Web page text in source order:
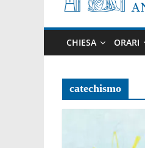
di
CHIESA ORARI
catechismo